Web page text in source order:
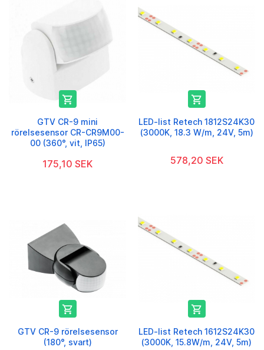

GTV CR-9 mini
rörelsesensor CR-CR9M00-
00 (360°, vit, IP65)
175,10 SEK

LED-list Retech 1812S24K30
(3000K, 18.3 W/m, 24V, 5m)
578,20 SEK

GTV CR-9 rörelsesensor
(180°, svart)

LED-list Retech 1612S24K30
(3000K, 15.8W/m, 24V, 5m)